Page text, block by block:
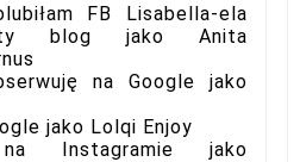
FB Lisabella-ela
blog jako Anita
na Google jako
jako Lolqi Enjoy
Instagramie jako